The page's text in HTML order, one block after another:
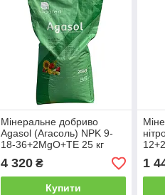
Мінеральне добриво
Agasol (Агасоль) NPK 9-
18-36+2MgO+ТЕ 25 кг
(Agafert)
4 320₴
Купити
1